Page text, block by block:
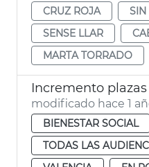
CRUZ ROJA
SIN
SENSE LLAR
MARTA TORRADO
Incremento
modificado hace 1
BIENESTAR SOCIAL
TODAS LAS